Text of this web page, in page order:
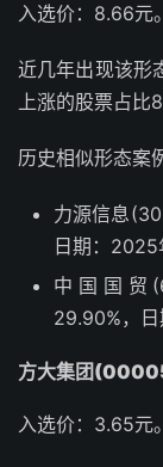
入选价：8.66元。
近几年出现该形
上涨的股票占比
历史相似形态案
力源信息
日期：2025
中国国贸
29.90%，日
方大集团
入选价：3.65元。